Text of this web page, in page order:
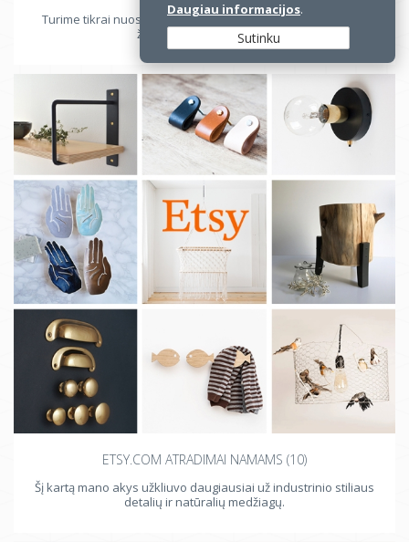
Turime tikrai nuostabių auksarankių Lietuvoje, nereikia net
žvalgytis į užsienio rinką.
ETSY.COM ATRADIMAI NAMAMS (10)
Šį kartą mano akys užkliuvo daugiausiai už industrinio stiliaus
detalių ir natūralių medžiagų.
Daugiau informacijos.
Sutinku